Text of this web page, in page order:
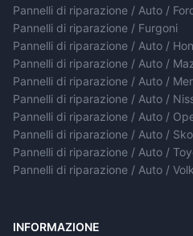
Pannelli di riparazione / Auto /
Pannelli di riparazione / Furgoni
Pannelli di riparazione / Auto /
Pannelli di riparazione / Auto /
Pannelli di riparazione / Auto /
Pannelli di riparazione / Auto /
Pannelli di riparazione / Auto /
Pannelli di riparazione / Auto /
Pannelli di riparazione / Auto /
Pannelli di riparazione / Auto /
INFORMAZIONE